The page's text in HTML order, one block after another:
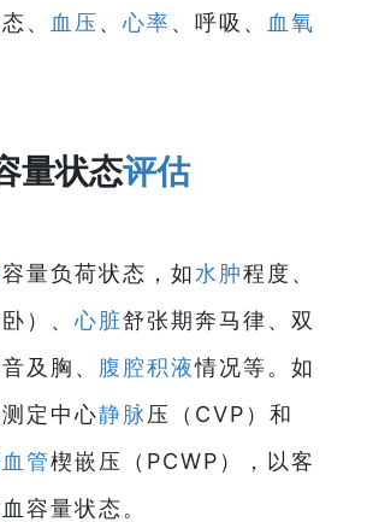
、 血压 、心率、呼吸、 血氧
量状态评估
容量负荷状态，如水肿程度、
卧）、心脏舒张期奔马律、双
及胸、 腹腔积液情况等。如
定中心静脉 压（CVP）和
管楔嵌压（PCWP），以客
容量状态。